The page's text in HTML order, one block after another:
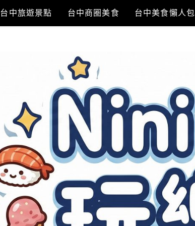
台中旅遊景點 台中商圈美食 台中美食懶人包